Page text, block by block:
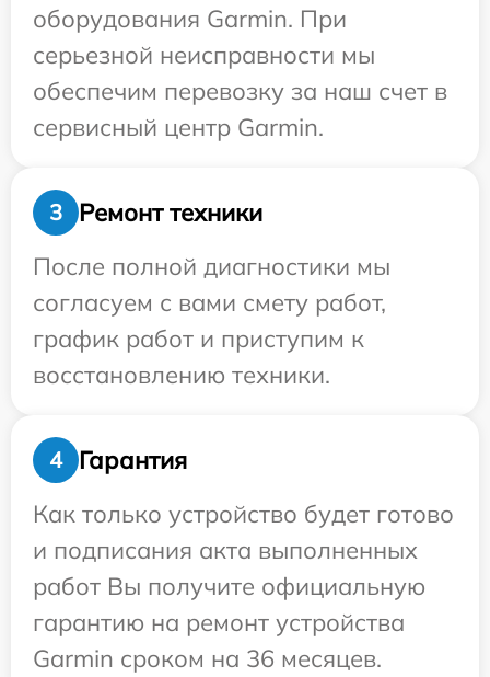
оборудования Garmin. При
серьезной неисправности мы
обеспечим перевозку за наш счет в
сервисный центр Garmin.
3
Ремонт техники
После полной диагностики мы
согласуем с вами смету работ,
график работ и приступим к
восстановлению техники.
4
Гарантия
Как только устройство будет готово
и подписания акта выполненных
работ Вы получите официальную
гарантию на ремонт устройства
Garmin сроком на 36 месяцев.